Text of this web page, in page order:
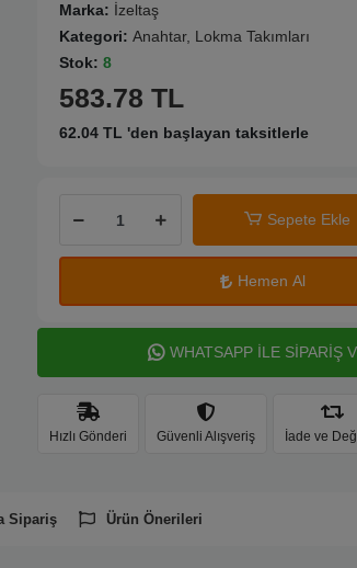
Marka: İzeltaş
Kategori: Anahtar, Lokma Takımları
Stok: 8
583.78 TL
62.04 TL 'den başlayan taksitlerle
Sepete Ekle
Hemen Al
WHATSAPP İLE SİPARİŞ
Hızlı Gönderi Güvenli Alışveriş İade ve
Sipariş Ürün Önerileri